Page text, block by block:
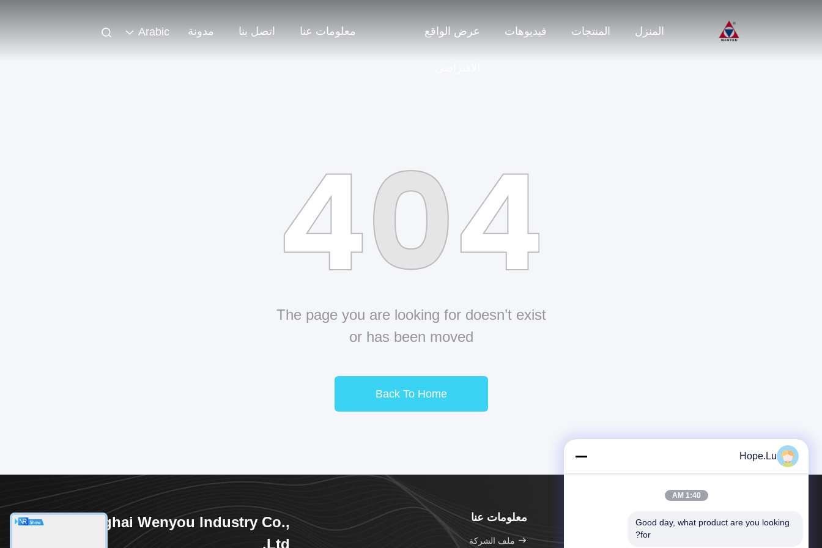
المنزل المنتجات فيديوهات عرض الواقع معلومات عنا اتصل بنا مدونة Arabic
The page you are looking for doesn’t exist
or has been moved
Back To Home
معلومات عنا
ملف الشركة
Shanghai Wenyou Industry Co.,
Ltd.
Hope.Lu
1:40 AM
Good day, what product are you looking
for?